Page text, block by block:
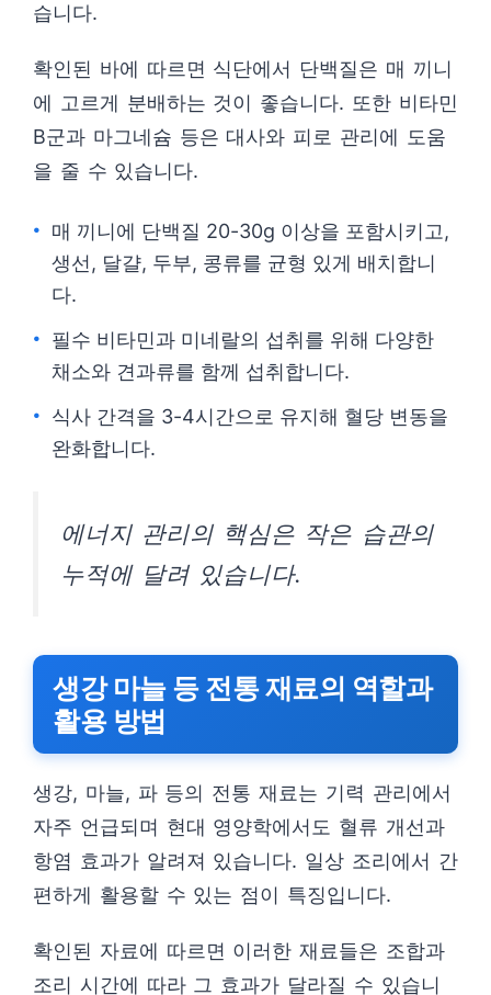
습니다.
확인된 바에 따르면 식단에서 단백질은 매 끼니
에 고르게 분배하는 것이 좋습니다. 또한 비타민
B군과 마그네슘 등은 대사와 피로 관리에 도움
을 줄 수 있습니다.
매 끼니에 단백질 20-30g 이상을 포함시키고,
생선, 달걀, 두부, 콩류를 균형 있게 배치합니
다.
필수 비타민과 미네랄의 섭취를 위해 다양한
채소와 견과류를 함께 섭취합니다.
식사 간격을 3-4시간으로 유지해 혈당 변동을
완화합니다.
에너지 관리의 핵심은 작은 습관의
누적에 달려 있습니다.
생강 마늘 등 전통 재료의 역할과
활용 방법
생강, 마늘, 파 등의 전통 재료는 기력 관리에서
자주 언급되며 현대 영양학에서도 혈류 개선과
항염 효과가 알려져 있습니다. 일상 조리에서 간
편하게 활용할 수 있는 점이 특징입니다.
확인된 자료에 따르면 이러한 재료들은 조합과
조리 시간에 따라 그 효과가 달라질 수 있습니